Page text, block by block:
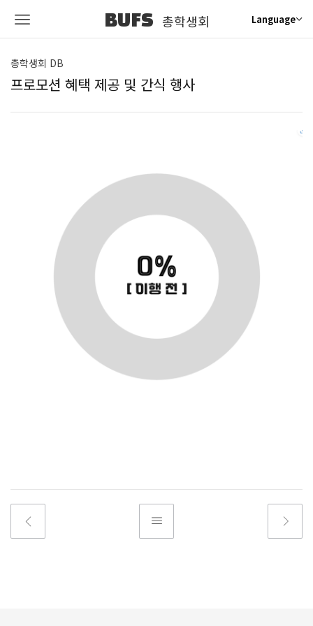
BUFS 총학생회 Language
총학생회 DB
프로모션 혜택 제공 및 간식 행사